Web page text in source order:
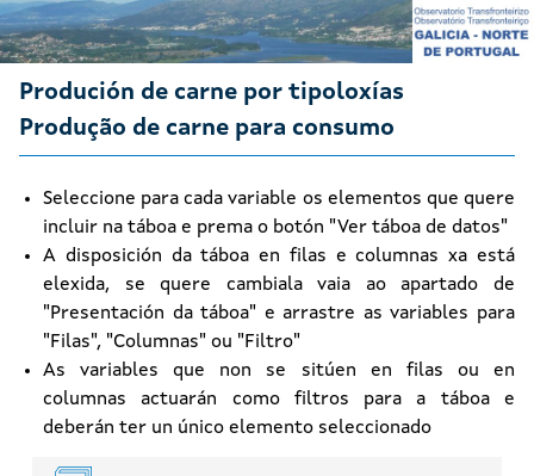
Produción de carne por tipoloxías
Produção de carne para consumo
Seleccione para cada variable os elementos que quere
incluir na táboa e prema o botón "Ver táboa de datos"
A disposición da táboa en filas e columnas xa está
elexida, se quere cambiala vaia ao apartado de
"Presentación da táboa" e arrastre as variables para
"Filas", "Columnas" ou "Filtro"
As variables que non se sitúen en filas ou en
columnas actuarán como filtros para a táboa e
deberán ter un único elemento seleccionado